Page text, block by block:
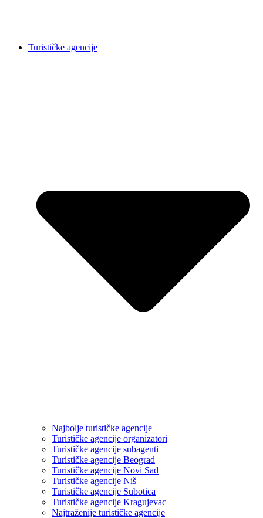
Turističke agencije
Najbolje turističke agencije
Turističke agencije organizatori
Turističke agencije subagenti
Turističke agencije Beograd
Turističke agencije Novi Sad
Turističke agencije Niš
Turističke agencije Subotica
Turističke agencije Kragujevac
Najtraženije turističke agencije